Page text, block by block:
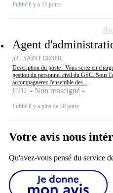
Publié il y a 11 jours
Agent
52 - SAINT-DIZIER
Description du poste : Vous serez en
gestion du personnel civil du GSC. Sous
accompagnerez l'ensemble des...
CDI - Non renseigné
Publié il y a plus de 30 jours
Votre avis nous
Qu'avez-vous pensé du service